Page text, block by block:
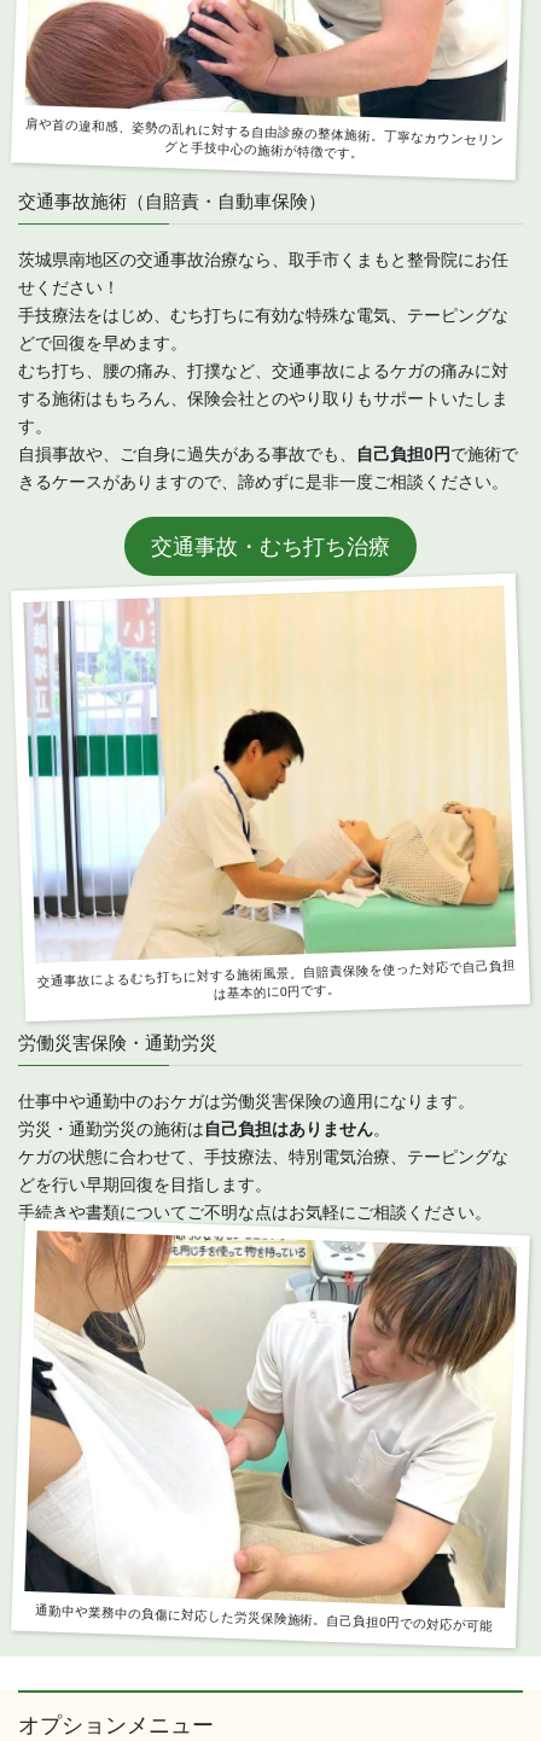
肩や首の違和感、姿勢の乱れに対する自由診療の整体施術。丁寧なカウンセリン
グと手技中心の施術が特徴です。
交通事故施術（自賠責・自動車保険）
茨城県南地区の交通事故治療なら、取手市くまもと整骨院にお任
せください！
手技療法をはじめ、むち打ちに有効な特殊な電気、テーピングな
どで回復を早めます。
むち打ち、腰の痛み、打撲など、交通事故によるケガの痛みに対
する施術はもちろん、保険会社とのやり取りもサポートいたしま
す。
自損事故や、ご自身に過失がある事故でも、
自己負担0円で施術で
きるケースがありますので、諦めずに是非一度ご相談ください。
交通事故・むち打ち治療
交通事故によるむち打ちに対する施術風景。自賠責保険を使った対応で自己負担
は基本的に0円です。
労働災害保険・通勤労災
仕事中や通勤中のおケガは労働災害保険の適用になります。
労災・通勤労災の施術は自己負担はありません。
ケガの状態に合わせて、手技療法、特別電気治療、テーピングな
どを行い早期回復を目指します。
手続きや書類についてご不明な点はお気軽にご相談ください。
通勤中や業務中の負傷に対応した労災保険施術。自己負担0円での対応が可能
オプションメニュー